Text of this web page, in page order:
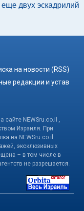
двух эскадрилий
на новости (RSS)
редакции и устав
сайте NEWSru.co.il ,
Израиля. При
на NEWSru.co.il
эксклюзивных
– в том числе в
не разрешается.